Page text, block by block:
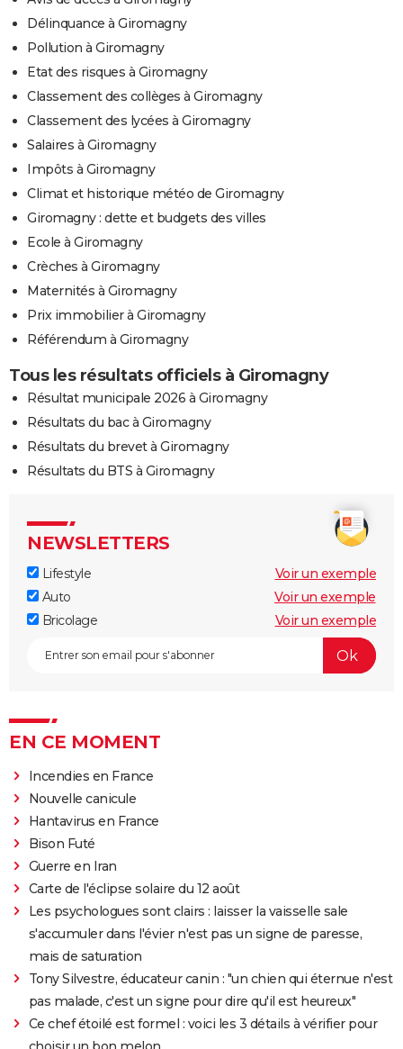
Délinquance à Giromagny
Pollution à Giromagny
Etat des risques à Giromagny
Classement des collèges à Giromagny
Classement des lycées à Giromagny
Salaires à Giromagny
Impôts à Giromagny
Climat et historique météo de Giromagny
Giromagny : dette et budgets des villes
Ecole à Giromagny
Crèches à Giromagny
Maternités à Giromagny
Prix immobilier à Giromagny
Référendum à Giromagny
Tous les résultats officiels à Giromagny
Résultat municipale 2026 à Giromagny
Résultats du bac à Giromagny
Résultats du brevet à Giromagny
Résultats du BTS à Giromagny
NEWSLETTERS
Lifestyle
Voir un exemple
Auto
Voir un exemple
Bricolage
Voir un exemple
EN CE MOMENT
Incendies en France
Nouvelle canicule
Hantavirus en France
Bison Futé
Guerre en Iran
Carte de l'éclipse solaire du 12 août
Les psychologues sont clairs : laisser la vaisselle sale
s'accumuler dans l'évier n'est pas un signe de paresse,
mais de saturation
Tony Silvestre, éducateur canin : "un chien qui éternue n'est
pas malade, c'est un signe pour dire qu'il est heureux"
Ce chef étoilé est formel : voici les 3 détails à vérifier pour